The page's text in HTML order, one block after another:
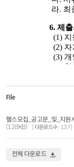
File
헬스모집_공고문_및_지
(128KB)
다운로드수 137
전체 다운로드